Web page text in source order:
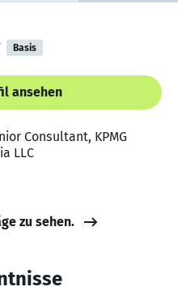
Basis
ansehen
Consultant, KPMG
LLC
zu sehen.